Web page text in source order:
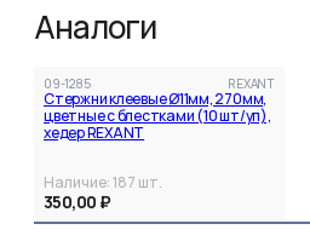
Аналоги
09-1285 REXANT
Стержни клеевые Ø11мм, 270мм,
цветные с блестками (10 шт/уп),
хедер REXANT
Наличие:187 шт.
350,00 ₽